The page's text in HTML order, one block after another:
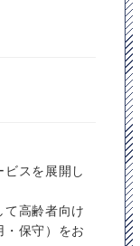
スを展開し
高齢者向け
保守）をお